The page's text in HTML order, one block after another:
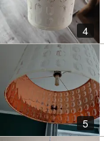
4
5